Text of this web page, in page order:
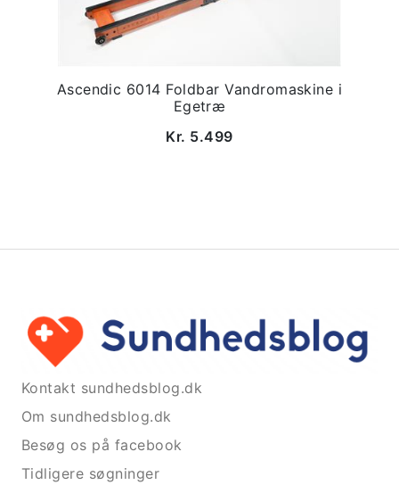
Ascendic 6014 Foldbar Vandromaskine i
Egetræ
Kr. 5.499
Kontakt sundhedsblog.dk
Om sundhedsblog.dk
Besøg os på facebook
Tidligere søgninger